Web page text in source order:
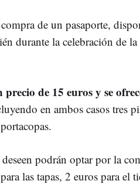
de un pasaporte,
durante la celebración de
de 15 euros y se
en ambos casos tres
podrán optar por la
las tapas, 2 euros para